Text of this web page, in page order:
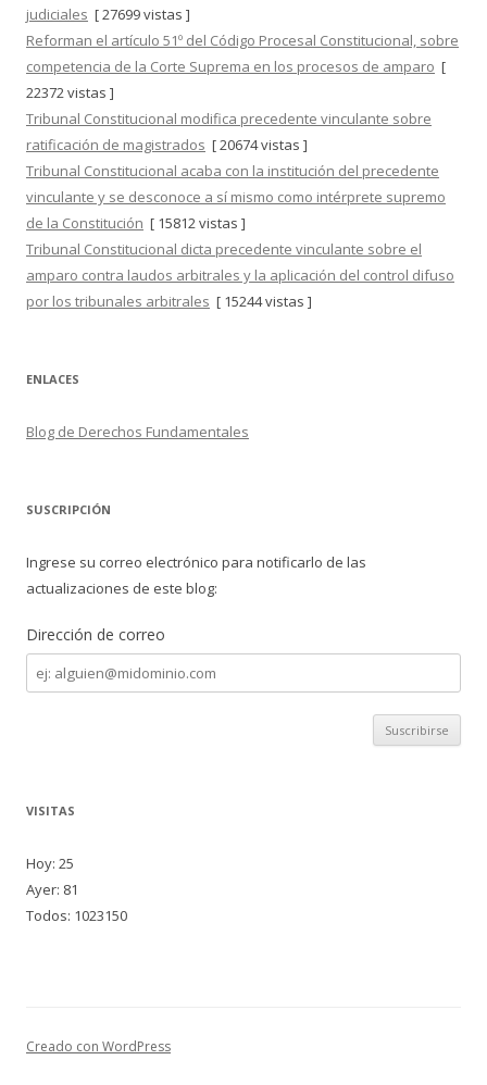
judiciales [ 27699 vistas ]
Reforman el artículo 51º del Código Procesal Constitucional, sobre
competencia de la Corte Suprema en los procesos de amparo [
22372 vistas ]
Tribunal Constitucional modifica precedente vinculante sobre
ratificación de magistrados [ 20674 vistas ]
Tribunal Constitucional acaba con la institución del precedente
vinculante y se desconoce a sí mismo como intérprete supremo
de la Constitución [ 15812 vistas ]
Tribunal Constitucional dicta precedente vinculante sobre el
amparo contra laudos arbitrales y la aplicación del control difuso
por los tribunales arbitrales [ 15244 vistas ]
ENLACES
Blog de Derechos Fundamentales
SUSCRIPCIÓN
Ingrese su correo electrónico para notificarlo de las
actualizaciones de este blog:
Dirección de correo
Dirección
de
correo
VISITAS
Hoy: 25
Ayer: 81
Todos: 1023150
Creado con WordPress